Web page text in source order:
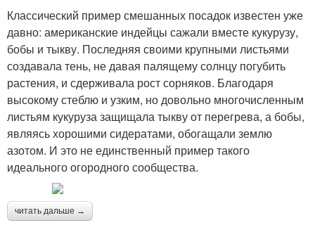
Классический пример смешанных посадок известен уже
давно: американские индейцы сажали вместе кукурузу,
бобы и тыкву. Последняя своими крупными листьями
создавала тень, не давая палящему солнцу погубить
растения, и сдерживала рост сорняков. Благодаря
высокому стеблю и узким, но довольно многочисленным
листьям кукуруза защищала тыкву от перегрева, а бобы,
являясь хорошими сидератами, обогащали землю
азотом. И это не единственный пример такого
идеального огородного сообщества.
читать дальше →